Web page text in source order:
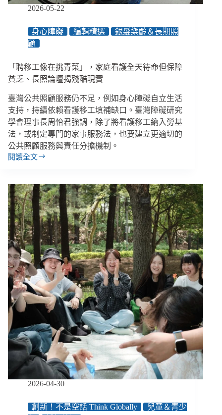
生、
場
責
2026-05-22
身心障礙 編輯精選
銀髮樂齡＆長期照
顧
「聘移工像在挑青菜」，家庭看護全天待命但保障
貧乏、長照論壇揭殘酷現實
臺灣公共照顧服務仍不足，例如身心障礙自立生活
支持，持續依賴看護移工填補缺口。臺灣障礙研究
學會理事長周怡君強調，除了將看護移工納入勞基
法，或制定專門的家事服務法，也要建立更適切的
公共照顧服務與責任分擔機制。
閱讀全文
「聘
像
在
挑
青
菜」，
家
庭
看
護
全
天
待
命
但
保
障
乏、
長
2026-04-30
創新！不是空話 Think Globally
兒童＆青少